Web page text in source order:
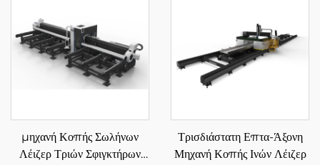
μηχανή Κοπής Σωλήνων
Λέιζερ Τριών Σφιγκτήρων
Τρισδιάστατη Επτα-Άξονη
Μηχανή Κοπής Ινών Λέιζερ